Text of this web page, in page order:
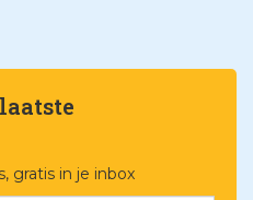
gratis in je inbox